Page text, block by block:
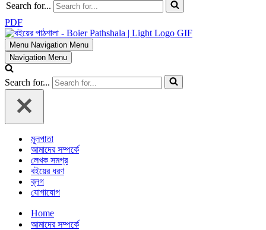
Search for...
PDF
Menu Navigation Menu
Navigation Menu
Search for...
মূলপাতা
আমাদের সম্পর্কে
লেখক সমগ্র
বইয়ের ধরণ
ব্লগ
যোগাযোগ
Home
আমাদের সম্পর্কে